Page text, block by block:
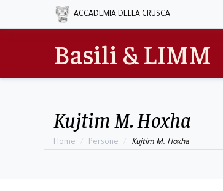
ACCADEMIA DELLA CRUSCA
Basili & LIMM
Kujtim M. Hoxha
Home Persone Kujtim M. Hoxha